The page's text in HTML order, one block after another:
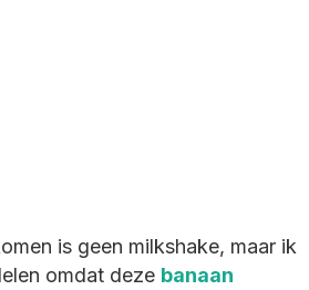
is geen milkshake, maar ik
omdat deze banaan